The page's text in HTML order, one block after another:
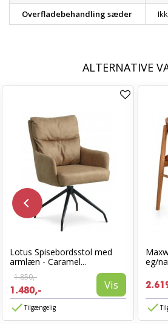
Overfladebehandling sæder
ALTERNATIVE
Lotus Spisebordsstol med
armlæn - Caramel...
1.850,-
1.480,- Vis
Tilgængelig
eg/